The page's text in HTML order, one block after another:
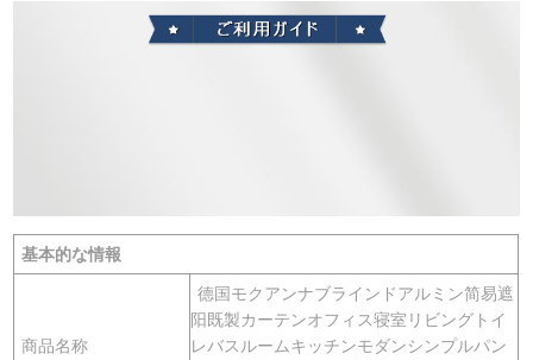
基本的な情報
商品名称
德国モクアンナブラインドアルミン简易遮
阳既製カーテンオフィス寝室リビングトイ
レバスルームキッチンモダンシンプルパン